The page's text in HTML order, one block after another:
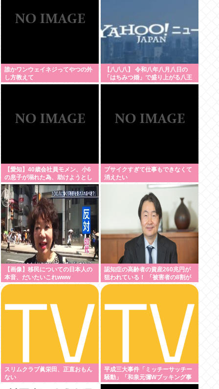
誰かワンウェイネジってやつの外
し方教えて
【八八八】 令和八年八月八日の
「はちみつ婚」で盛り上がる八王
子市や八戸市など「八」の付く自
【愛知】40歳会社員モメン、小6
の息子が溺れた為、助けようとし
て溺れる なお息子は妻が救出
ブサイクすぎて仕事もできなくて
消えたい
【画像】移民についての日本人の
本音、だいたいこれwww
認知症の高齢者の資産260兆円が
狙われている！ 「被害者の8割が
だまされた認識なし」
スリムクラブ眞栄田、正直おもん
ない
平成三大事件「ミッチーサッチー
騒動」「和泉元彌Wブッキング事
件」あとひとつは？